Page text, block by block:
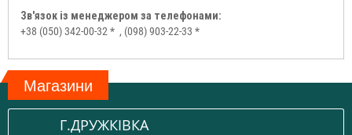
Зв'язок із менеджером за телефонами:
+38 (050) 342-00-32 * , (098) 903-22-33 *
Магазини
Г.ДРУЖКІВКА